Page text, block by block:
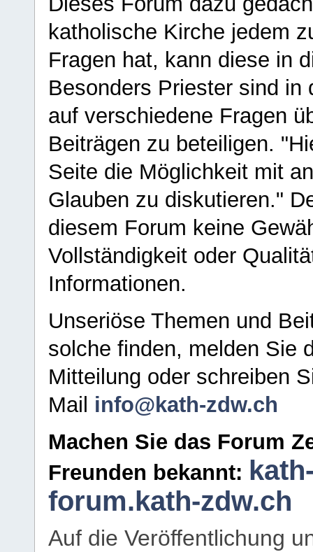
katholische Kirche jedem
Fragen hat, kann diese in
Besonders Priester sind in
auf verschiedene Fragen
Beiträgen zu beteiligen.
Seite die Möglichkeit mit
Glauben zu diskutieren."
diesem Forum keine
Vollständigkeit oder
Informationen.
Unseriöse Themen und
solche finden, melden Sie
Mitteilung oder schreiben
Mail info@kath-zdw.ch
Machen Sie das Forum
Freunden bekannt:
forum.kath-zdw.ch
Auf die Veröffentlichung